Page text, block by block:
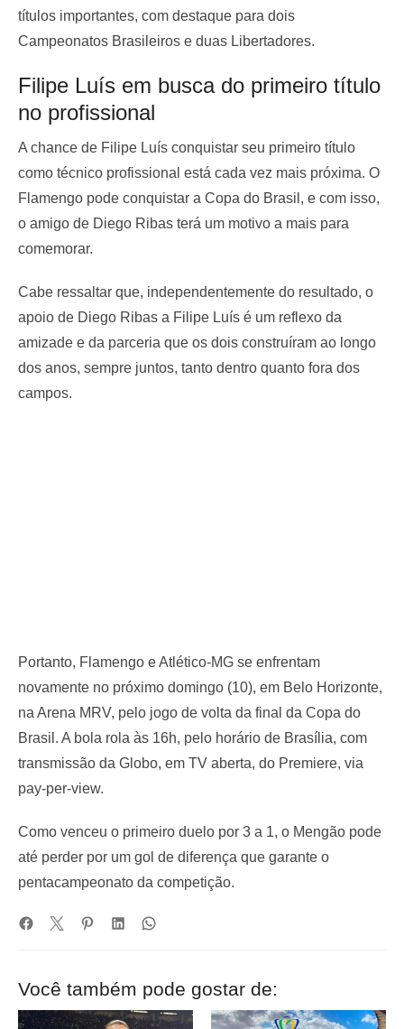
títulos importantes, com destaque para dois
Campeonatos Brasileiros e duas Libertadores.
Filipe Luís em busca do primeiro título
no profissional
A chance de Filipe Luís conquistar seu primeiro título
como técnico profissional está cada vez mais próxima. O
Flamengo pode conquistar a Copa do Brasil, e com isso,
o amigo de Diego Ribas terá um motivo a mais para
comemorar.
Cabe ressaltar que, independentemente do resultado, o
apoio de Diego Ribas a Filipe Luís é um reflexo da
amizade e da parceria que os dois construíram ao longo
dos anos, sempre juntos, tanto dentro quanto fora dos
campos.
Portanto, Flamengo e Atlético-MG se enfrentam
novamente no próximo domingo (10), em Belo Horizonte,
na Arena MRV, pelo jogo de volta da final da Copa do
Brasil. A bola rola às 16h, pelo horário de Brasília, com
transmissão da Globo, em TV aberta, do Premiere, via
pay-per-view.
Como venceu o primeiro duelo por 3 a 1, o Mengão pode
até perder por um gol de diferença que garante o
pentacampeonato da competição.
Você também pode gostar de: